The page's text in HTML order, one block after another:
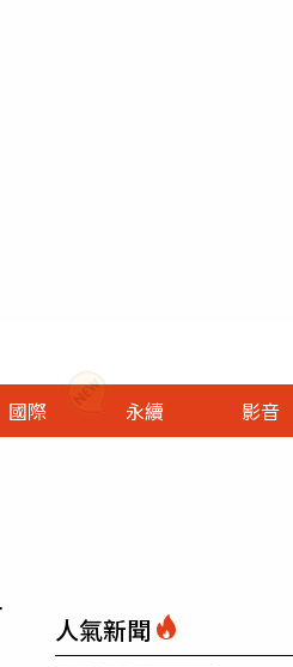
國際 永續 影音
人氣新聞